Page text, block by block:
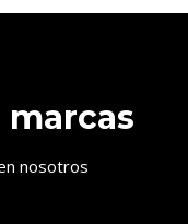
marcas
nosotros